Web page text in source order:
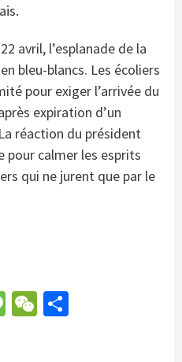
avril, l’esplanade de la
bleu-blancs. Les écoliers
pour exiger l’arrivée du
expiration d’un
réaction du président
pour calmer les esprits
qui ne jurent que par le
Message
WeChat